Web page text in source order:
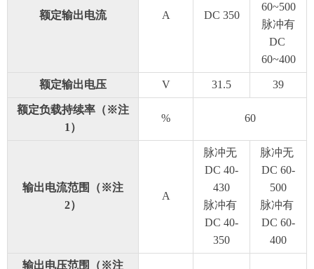
额定输出电流 A DC 350
60~500
脉冲有
DC
60~400
额定输出电压 V 31.5 39
额定负载持续率（※注
1）
% 60
输出电流范围（※注
2）
A
脉冲无
DC 40-
430
脉冲有
DC 40-
350
脉冲无
DC 60-
500
脉冲有
DC 60-
400
输出电压范围（※注